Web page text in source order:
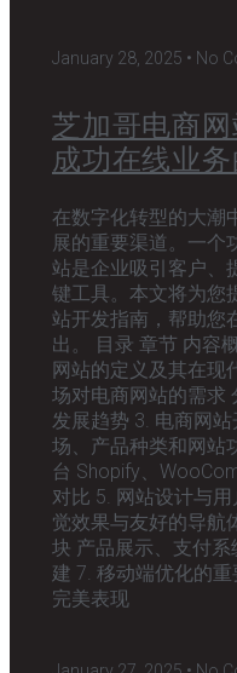
January 28, 2025 No
芝加哥电商
成功在线业
在数字化转型的大潮
展的重要渠道。一个
站是企业吸引客户、
键工具。本文将为您
站开发指南，帮助您
出。 目录 章节 内容
网站的定义及其在现
场对电商网站的需求
发展趋势 3. 电商网
场、产品种类和网站
台 Shopify、
对比 5. 网站设计与
觉效果与友好的导航
块 产品展示、支付
建 7. 移动端优化的
完美表现